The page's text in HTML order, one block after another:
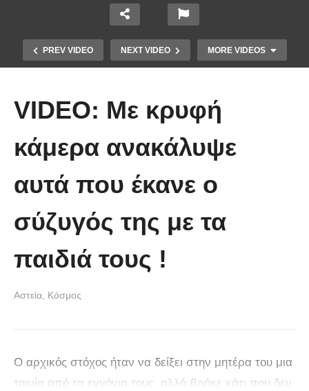
PREV VIDEO NEXT VIDEO MORE VIDEOS
σε έξι δευτερόλεπτα! (Βίντεο)
VIDEO: Με κρυφή
κάμερα ανακάλυψε
αυτά που έκανε ο
σύζυγός της με τα
παιδιά τους !
Αστεία Κόσμος
Ο αρχικός στόχος ήταν να δείξει στην μητέρα του μια
ταινία από τα εγγόνια τους, αλλά βρήκε κάτι που δεν